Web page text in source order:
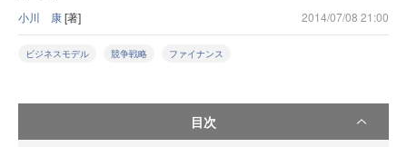
小川 康[著] 2014/07/08 21:00
ビジネスモデル 競争戦略 ファイナンス
目次